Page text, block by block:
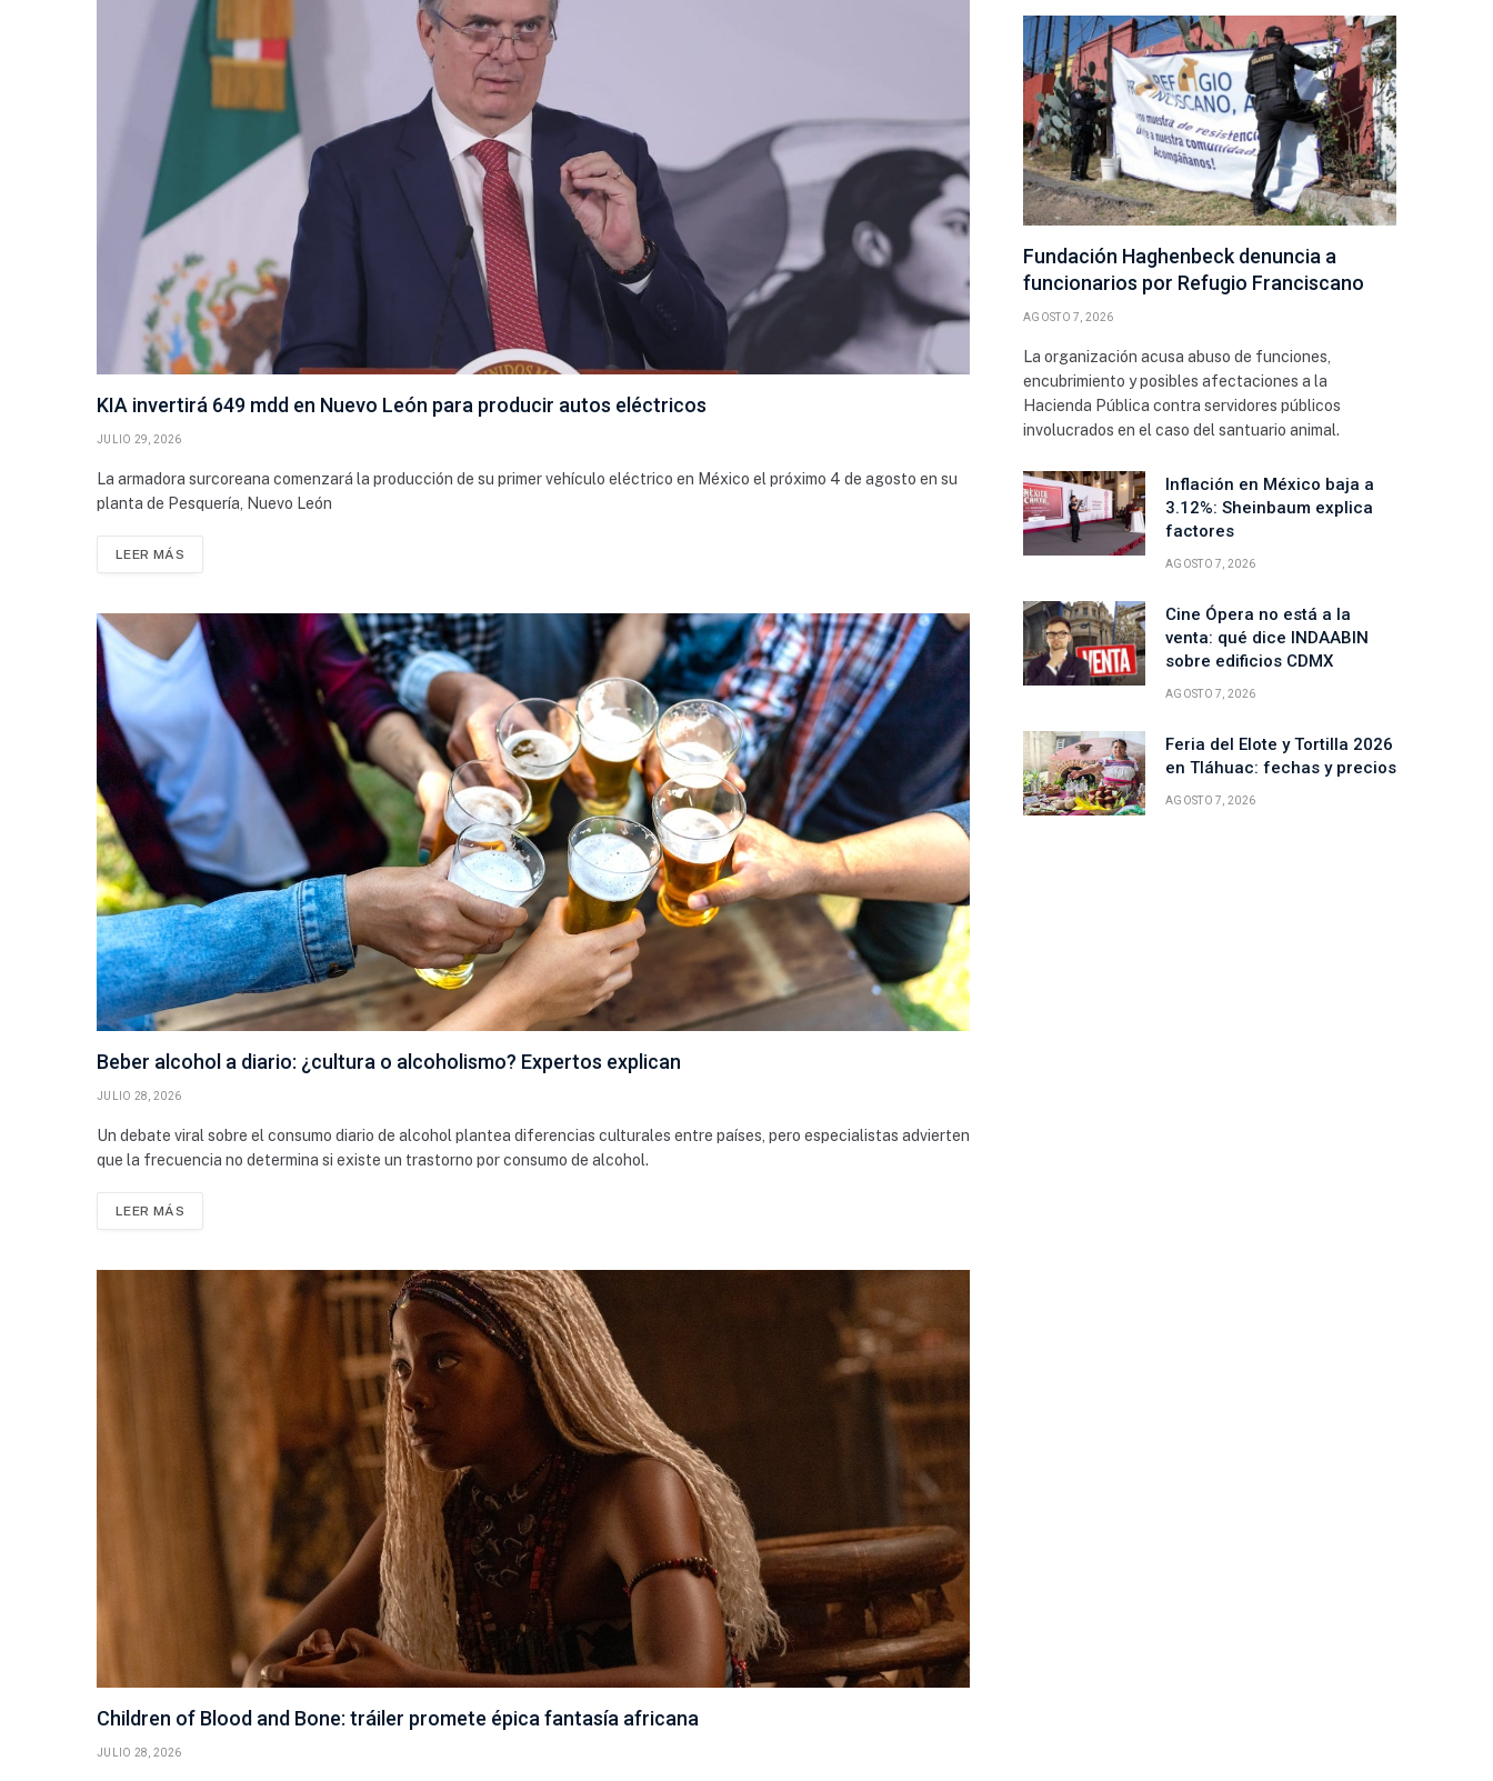
KIA invertirá 649 mdd en Nuevo León para producir autos eléctricos
JULIO 29, 2026
La armadora surcoreana comenzará la producción de su primer vehículo eléctrico en México el próximo 4 de agosto en su
planta de Pesquería, Nuevo León
LEER MÁS
Beber alcohol a diario: ¿cultura o alcoholismo? Expertos explican
JULIO 28, 2026
Un debate viral sobre el consumo diario de alcohol plantea diferencias culturales entre países, pero especialistas advierten
que la frecuencia no determina si existe un trastorno por consumo de alcohol.
LEER MÁS
Children of Blood and Bone: tráiler promete épica fantasía africana
JULIO 28, 2026
Fundación Haghenbeck denuncia a
funcionarios por Refugio Franciscano
AGOSTO 7, 2026
La organización acusa abuso de funciones,
encubrimiento y posibles afectaciones a la
Hacienda Pública contra servidores públicos
involucrados en el caso del santuario animal.
Inflación en México baja a
3.12%: Sheinbaum explica
factores
AGOSTO 7, 2026
Cine Ópera no está a la
venta: qué dice INDAABIN
sobre edificios CDMX
AGOSTO 7, 2026
Feria del Elote y Tortilla 2026
en Tláhuac: fechas y precios
AGOSTO 7, 2026